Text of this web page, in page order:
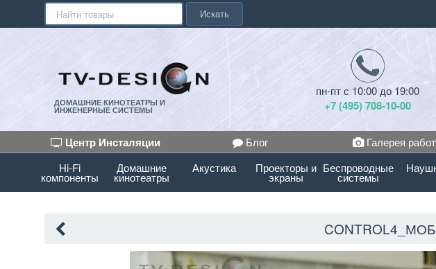
Искать
ДОМАШНИЕ КИНОТЕАТРЫ И
ИНЖЕНЕРНЫЕ СИСТЕМЫ
пн-пт с 10:00 до 19:00
+7 (495) 708-10-00
Центр Инсталяции Блог Галерея работ
Hi-Fi
компоненты
Домашние
кинотеатры
Акустика Проекторы и
экраны
Беспроводные
системы